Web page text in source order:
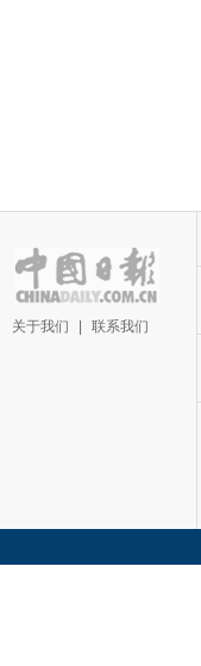
关于我们 联系我们